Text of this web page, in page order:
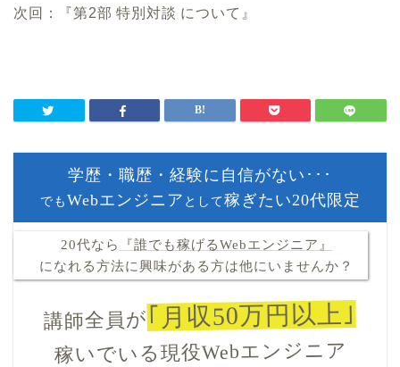
次回：『第2部 特別対談 について』
学歴・職歴・経験に自信がない･･･
でも Webエンジニア として稼ぎたい20代限定
20代なら
『誰でも稼げるWebエンジニア』
になれる方法に興味がある方は他にいませんか？
講師全員が｢月収50万円以上｣
稼いでいる現役Webエンジニア